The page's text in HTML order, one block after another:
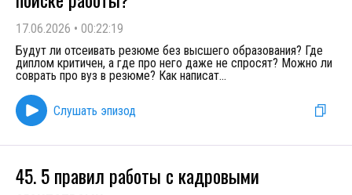
17.06.2026 • 00:22:19
Будут ли отсеивать резюме без высшего образования? Где
диплом критичен, а где про него даже не спросят? Можно ли
соврать про вуз в резюме? Как написат...
Слушать эпизод
45. 5 правил работы с кадровыми